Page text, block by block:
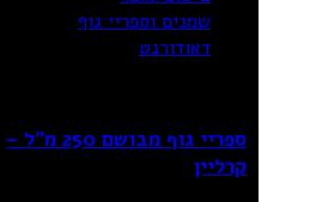
שמנים וספריי גוף
דאודורנט
ספריי גוף מבושם 250 מ”ל –
קרליין